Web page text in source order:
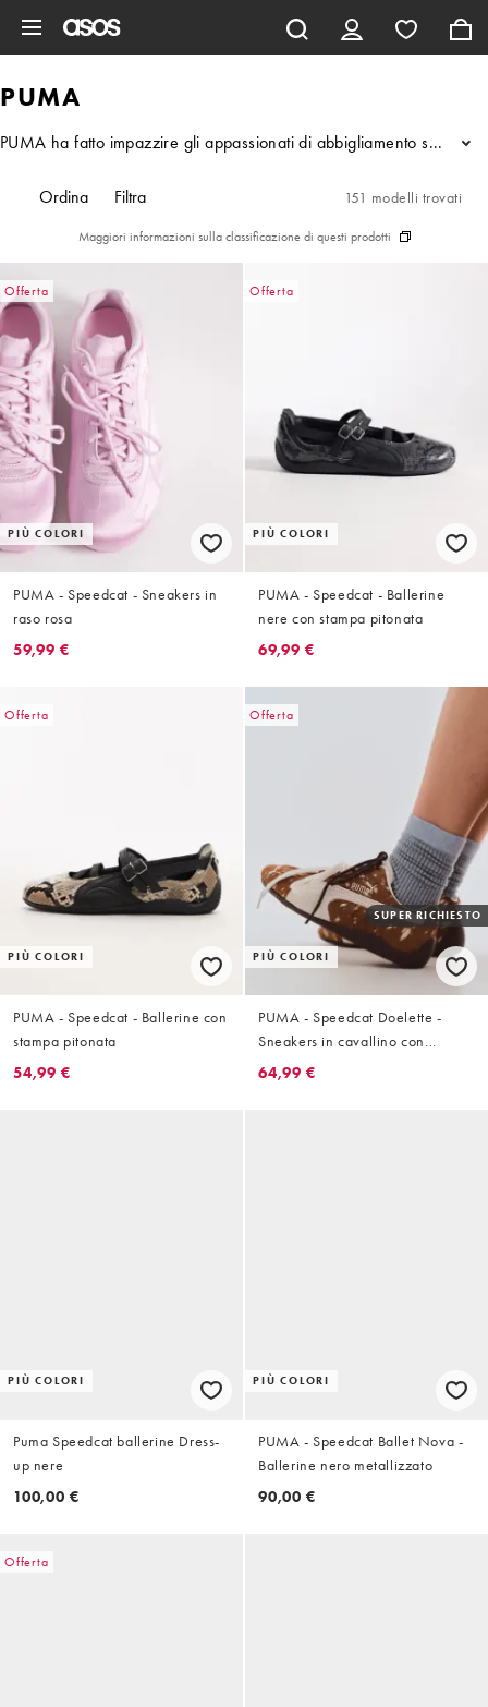
PUMA
PUMA ha fatto impazzire gli appassionati di abbigliamento ...
Ordina Filtra 151 modelli trovati
Maggiori informazioni sulla classificazione di questi prodotti
Offerta
PIÙ COLORI
PUMA - Speedcat - Sneakers in
raso rosa
59,99 €
Offerta
PIÙ COLORI
PUMA - Speedcat - Ballerine
nere con stampa pitonata
69,99 €
Offerta
PIÙ COLORI
PUMA - Speedcat - Ballerine con
stampa pitonata
54,99 €
Offerta
PIÙ COLORI
SUPER RICHIESTO
PUMA - Speedcat Doelette -
Sneakers in cavallino con
stampa cerbiatto - In esclusiva
64,99 €
PIÙ COLORI
Puma Speedcat ballerine Dress-
up nere
100,00 €
PIÙ COLORI
PUMA - Speedcat Ballet Nova -
Ballerine nero metallizzato
90,00 €
Offerta